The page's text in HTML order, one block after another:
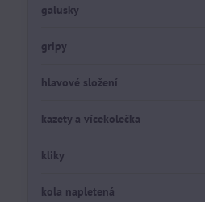
galusky
gripy
hlavové složení
kazety a vícekolečka
kliky
kola napletená